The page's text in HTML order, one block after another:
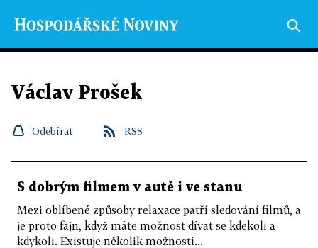
Václav Prošek
Odebírat RSS
S dobrým filmem v autě i ve stanu
Mezi oblíbené způsoby relaxace patří sledování filmů, a
je proto fajn, když máte možnost dívat se kdekoli a
kdykoli. Existuje několik možností...